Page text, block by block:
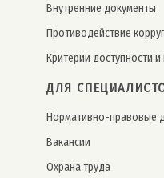
Внутренние документы
Противодействие
Критерии доступности
ДЛЯ
Нормативно-правовые
Вакансии
Охрана труда